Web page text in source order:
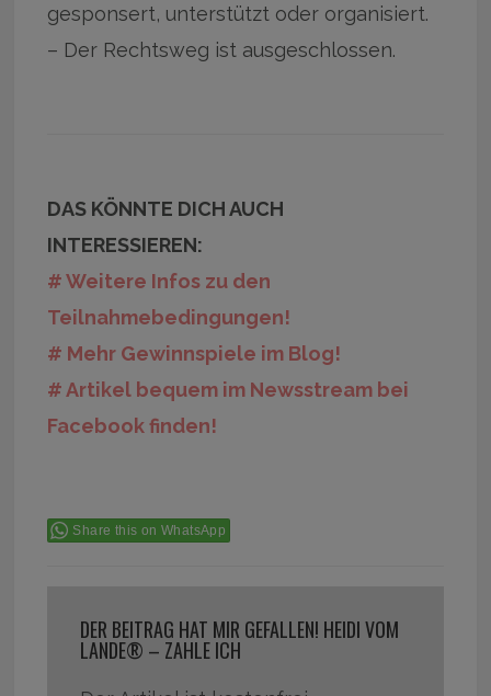
gesponsert, unterstützt oder organisiert.
– Der Rechtsweg ist ausgeschlossen.
DAS KÖNNTE DICH AUCH
INTERESSIEREN:
# Weitere Infos zu den
Teilnahmebedingungen!
# Mehr Gewinnspiele im Blog!
# Artikel bequem im Newsstream bei
Facebook finden!
Share this on WhatsApp
DER BEITRAG HAT MIR GEFALLEN! HEIDI VOM
LANDE® – ZAHLE ICH